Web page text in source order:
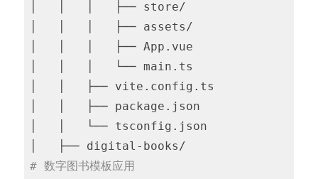
│   │   │   ├── store/
│   │   │   ├── assets/
│   │   │   ├── App.vue
│   │   │   └── main.ts
│   │   ├── vite.config.ts
│   │   ├── package.json
│   │   └── tsconfig.json
# 数字图书模板应用